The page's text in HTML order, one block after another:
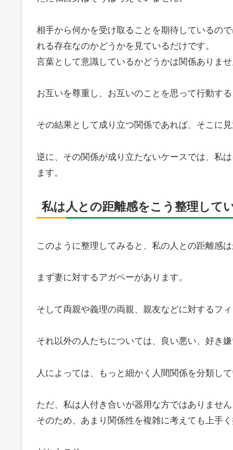
相手から何かを受け取ることを期待しているの
れる存在なのかどうかを見ているだけです。
言葉として意識しているかどうかは関係ありませ
お互いを尊重し、お互いのことを思って行動する
その結果として成り立つ関係であれば、そこに
逆に、その関係が成り立たないケースでは、私
ます。
私は人との距離感をこう整理して
このように整理してみると、私の人との距離感
まず妻に対するアガペーがあります。
そして両親や義理の両親、親友などに対するフィ
それ以外の人たちについては、良い悪い、好き
人によっては、もっと細かく人間関係を分類し
ただ、私は人付き合いが器用な方ではありません
そのため、あまり関係性を複雑に考えても上手